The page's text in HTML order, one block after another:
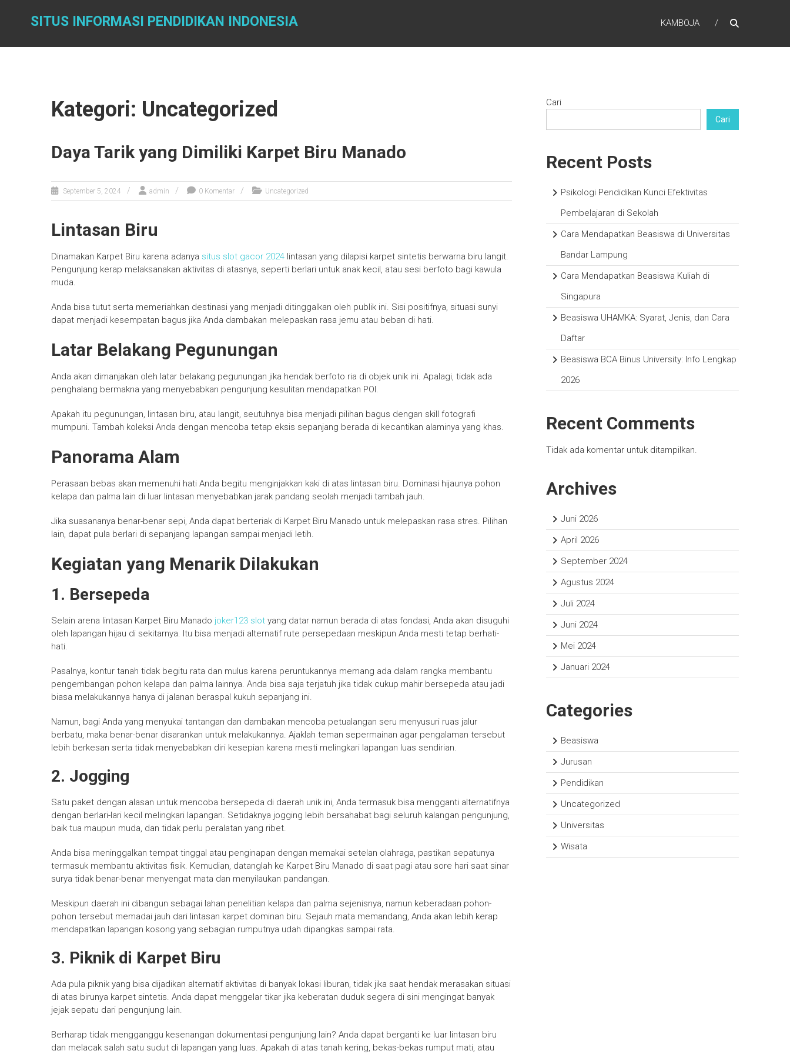
SITUS INFORMASI PENDIDIKAN INDONESIA KAMBOJA
Kategori: Uncategorized
Daya Tarik yang Dimiliki Karpet Biru Manado
September 5, 2024 admin 0 Komentar Uncategorized
Lintasan Biru
Dinamakan Karpet Biru karena adanya situs slot gacor 2024 lintasan yang dilapisi karpet sintetis berwarna biru langit.
Pengunjung kerap melaksanakan aktivitas di atasnya, seperti berlari untuk anak kecil, atau sesi berfoto bagi kawula
muda.
Anda bisa tutut serta memeriahkan destinasi yang menjadi ditinggalkan oleh publik ini. Sisi positifnya, situasi sunyi
dapat menjadi kesempatan bagus jika Anda dambakan melepaskan rasa jemu atau beban di hati.
Latar Belakang Pegunungan
Anda akan dimanjakan oleh latar belakang pegunungan jika hendak berfoto ria di objek unik ini. Apalagi, tidak ada
penghalang bermakna yang menyebabkan pengunjung kesulitan mendapatkan POI.
Apakah itu pegunungan, lintasan biru, atau langit, seutuhnya bisa menjadi pilihan bagus dengan skill fotografi
mumpuni. Tambah koleksi Anda dengan mencoba tetap eksis sepanjang berada di kecantikan alaminya yang khas.
Panorama Alam
Perasaan bebas akan memenuhi hati Anda begitu menginjakkan kaki di atas lintasan biru. Dominasi hijaunya pohon
kelapa dan palma lain di luar lintasan menyebabkan jarak pandang seolah menjadi tambah jauh.
Jika suasananya benar-benar sepi, Anda dapat berteriak di Karpet Biru Manado untuk melepaskan rasa stres. Pilihan
lain, dapat pula berlari di sepanjang lapangan sampai menjadi letih.
Kegiatan yang Menarik Dilakukan
1. Bersepeda
Selain arena lintasan Karpet Biru Manado joker123 slot yang datar namun berada di atas fondasi, Anda akan disuguhi
oleh lapangan hijau di sekitarnya. Itu bisa menjadi alternatif rute persepedaan meskipun Anda mesti tetap berhati-
hati.
Pasalnya, kontur tanah tidak begitu rata dan mulus karena peruntukannya memang ada dalam rangka membantu
pengembangan pohon kelapa dan palma lainnya. Anda bisa saja terjatuh jika tidak cukup mahir bersepeda atau jadi
biasa melakukannya hanya di jalanan beraspal kukuh sepanjang ini.
Namun, bagi Anda yang menyukai tantangan dan dambakan mencoba petualangan seru menyusuri ruas jalur
berbatu, maka benar-benar disarankan untuk melakukannya. Ajaklah teman sepermainan agar pengalaman tersebut
lebih berkesan serta tidak menyebabkan diri kesepian karena mesti melingkari lapangan luas sendirian.
2. Jogging
Satu paket dengan alasan untuk mencoba bersepeda di daerah unik ini, Anda termasuk bisa mengganti alternatifnya
dengan berlari-lari kecil melingkari lapangan. Setidaknya jogging lebih bersahabat bagi seluruh kalangan pengunjung,
baik tua maupun muda, dan tidak perlu peralatan yang ribet.
Anda bisa meninggalkan tempat tinggal atau penginapan dengan memakai setelan olahraga, pastikan sepatunya
termasuk membantu aktivitas fisik. Kemudian, datanglah ke Karpet Biru Manado di saat pagi atau sore hari saat sinar
surya tidak benar-benar menyengat mata dan menyilaukan pandangan.
Meskipun daerah ini dibangun sebagai lahan penelitian kelapa dan palma sejenisnya, namun keberadaan pohon-
pohon tersebut memadai jauh dari lintasan karpet dominan biru. Sejauh mata memandang, Anda akan lebih kerap
mendapatkan lapangan kosong yang sebagian rumputnya udah dipangkas sampai rata.
3. Piknik di Karpet Biru
Ada pula piknik yang bisa dijadikan alternatif aktivitas di banyak lokasi liburan, tidak jika saat hendak merasakan situasi
di atas birunya karpet sintetis. Anda dapat menggelar tikar jika keberatan duduk segera di sini mengingat banyak
jejak sepatu dari pengunjung lain.
Berharap tidak mengganggu kesenangan dokumentasi pengunjung lain? Anda dapat berganti ke luar lintasan biru
dan melacak salah satu sudut di lapangan yang luas. Apakah di atas tanah kering, bekas-bekas rumput mati, atau
Cari
Cari
Recent Posts
Psikologi Pendidikan Kunci Efektivitas
Pembelajaran di Sekolah
Cara Mendapatkan Beasiswa di Universitas
Bandar Lampung
Cara Mendapatkan Beasiswa Kuliah di
Singapura
Beasiswa UHAMKA: Syarat, Jenis, dan Cara
Daftar
Beasiswa BCA Binus University: Info Lengkap
2026
Recent Comments
Tidak ada komentar untuk ditampilkan.
Archives
Juni 2026
April 2026
September 2024
Agustus 2024
Juli 2024
Juni 2024
Mei 2024
Januari 2024
Categories
Beasiswa
Jurusan
Pendidikan
Uncategorized
Universitas
Wisata